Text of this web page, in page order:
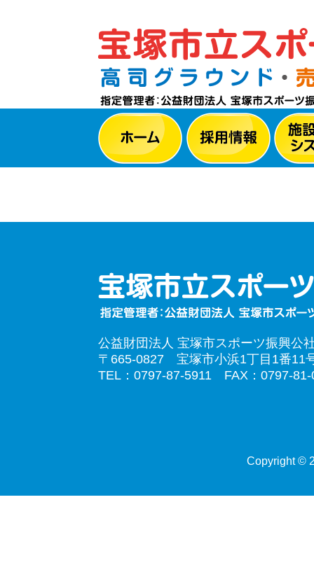
公益財団法人 宝塚市スポーツ振興公
〒665-0827 宝塚市小浜1丁目1番11
TEL：0797-87-5911 FAX：0797-81-
Copyright ©